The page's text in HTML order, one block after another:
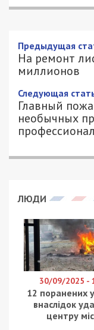
На ремонт
45
ОЛЬГА
ДЛЯ
хозяйства
тендерной
адресов, по
ул.
Петрова, дом
Мира, 91, под. 3.